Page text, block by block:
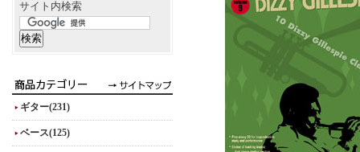
サイト内検索
ギター(231)
ベース(125)